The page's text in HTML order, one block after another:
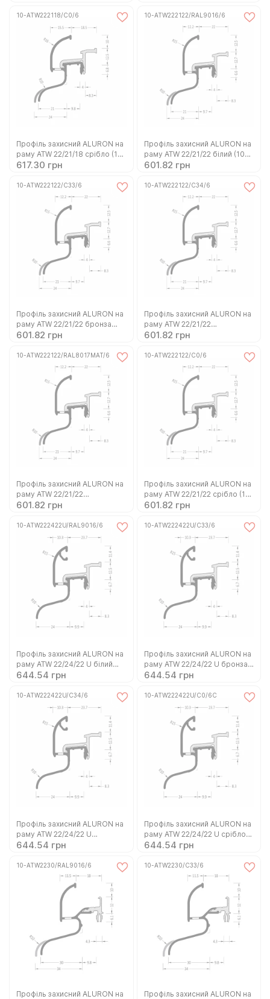
10-ATW222118/C0/6
Профіль захисний ALURON на
раму ATW 22/21/18 срібло (10-
ATW222118/C0/6)
617.30 грн
10-ATW222122/RAL9016/6
Профіль захисний ALURON на
раму ATW 22/21/22 білий (10-
ATW222122/RAL9016/6)
601.82 грн
10-ATW222122/C33/6
Профіль захисний ALURON на
раму ATW 22/21/22 бронза
(10-ATW222122/C33/6)
601.82 грн
10-ATW222122/C34/6
Профіль захисний ALURON на
раму ATW 22/21/22
коричневий (10-
601.82 грн
10-ATW222122/RAL8017MAT/6
Профіль захисний ALURON на
раму ATW 22/21/22
коричневий матовий (10-
601.82 грн
10-ATW222122/C0/6
Профіль захисний ALURON на
раму ATW 22/21/22 срібло (10-
ATW222122/C0/6)
601.82 грн
10-ATW222422U/RAL9016/6
Профіль захисний ALURON на
раму ATW 22/24/22 U білий
(10-ATW222422U/RAL9016/6)
644.54 грн
10-ATW222422U/C33/6
Профіль захисний ALURON на
раму ATW 22/24/22 U бронза
(10-ATW222422U/C33/6)
644.54 грн
10-ATW222422U/C34/6
Профіль захисний ALURON на
раму ATW 22/24/22 U
коричневий C34 (10-
644.54 грн
10-ATW222422U/C0/6C
Профіль захисний ALURON на
раму ATW 22/24/22 U срібло
(10-ATW222422U/C0/6C)
644.54 грн
10-ATW2230/RAL9016/6
Профіль захисний ALURON на
10-ATW2230/C33/6
Профіль захисний ALURON на